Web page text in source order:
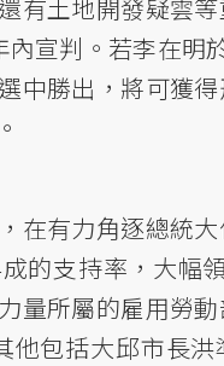
有土地開發疑雲
內宣判。若李在明
中勝出，將可獲
在有力角逐總統
的支持率，大幅
量所屬的雇用勞
他包括大邱市長